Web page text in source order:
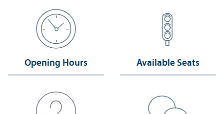
Opening Hours Available Seats